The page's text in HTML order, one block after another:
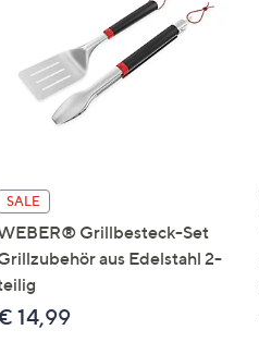
SALE
Grillbesteck-Set
aus Edelstahl 2-
14,99